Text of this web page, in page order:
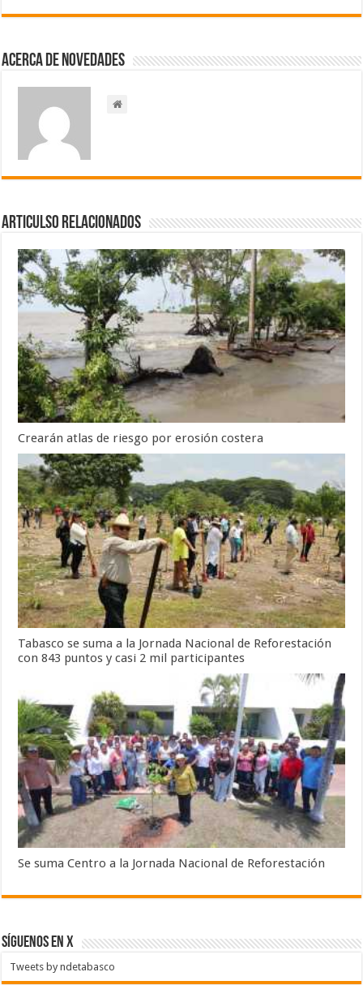
Acerca de NOVEDADES
Articulso Relacionados
Crearán atlas de riesgo por erosión costera
Tabasco se suma a la Jornada Nacional de Reforestación
con 843 puntos y casi 2 mil participantes
Se suma Centro a la Jornada Nacional de Reforestación
SÍGUENOS EN X
Tweets by ndetabasco